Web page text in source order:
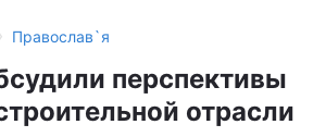
› Православ`я
перспективы
отрасли